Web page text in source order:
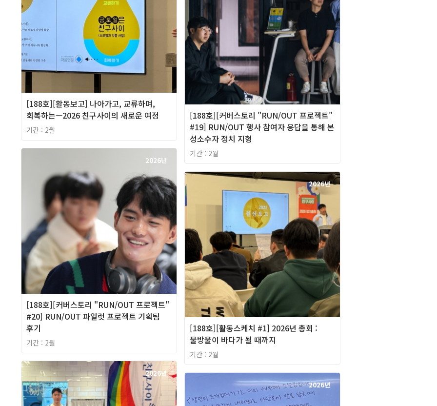
[188호][활동보고] 나아가고, 교류하며,
회복하는—2026 친구사이의 새로운 여정
기간 : 2월
[188호][커버스토리 "RUN/OUT 프로젝트"
#19] RUN/OUT 행사 참여자 응답을 통해 본
성소수자 정치 지형
기간 : 2월
2026년
[188호][커버스토리 "RUN/OUT 프로젝트"
#20] RUN/OUT 파일럿 프로젝트 기획팀
후기
기간 : 2월
2026년
[188호][활동스케치 #1] 2026년 총회 :
물방울이 바다가 될 때까지
기간 : 2월
2026년
2026년